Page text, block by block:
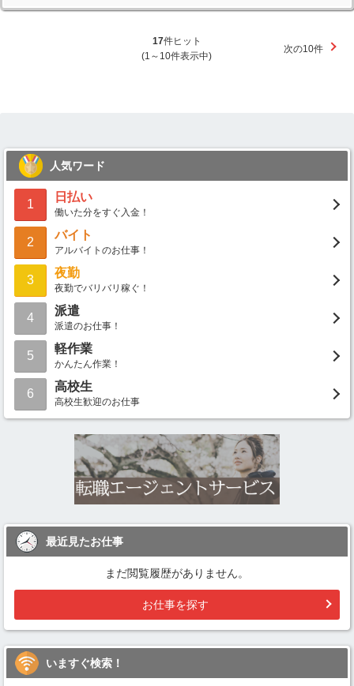
17件ヒット
(1～10件表示中)
次の10件
人気ワード
1
日払い
働いた分をすぐ入金！
2
バイト
アルバイトのお仕事！
3
夜勤
夜勤でバリバリ稼ぐ！
4
派遣
派遣のお仕事！
5
軽作業
かんたん作業！
6
高校生
高校生歓迎のお仕事
最近見たお仕事
まだ閲覧履歴がありません。
お仕事を探す
いますぐ検索！